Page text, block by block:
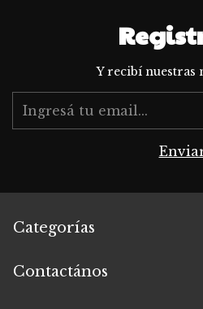
Y recibí nuestras
Categorías
Contactános